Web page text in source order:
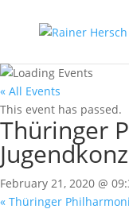
« All Events
This event has passed.
Thüringer
February 21, 2020 @
« Thüringer